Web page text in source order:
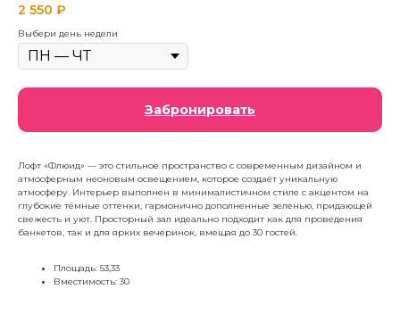
2 550 ₽
Выбери день недели
Забронировать
Лофт «Флюид» — это стильное пространство с современным дизайном и
атмосферным неоновым освещением, которое создаёт уникальную
атмосферу. Интерьер выполнен в минималистичном стиле с акцентом на
глубокие тёмные оттенки, гармонично дополненные зеленью, придающей
свежесть и уют. Просторный зал идеально подходит как для проведения
банкетов, так и для ярких вечеринок, вмещая до 30 гостей.
Площадь: 53,33
Вместимость: 30